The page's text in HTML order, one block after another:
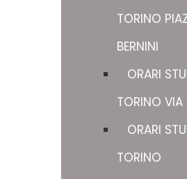
TORINO
BERNINI
ORARI
TORINO VIA
ORARI
TORINO